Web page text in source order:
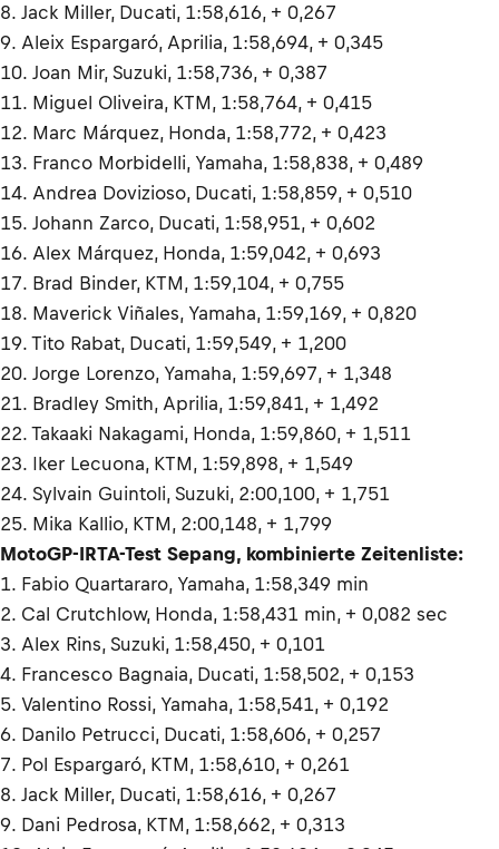
8. Jack Miller, Ducati, 1:58,616, + 0,267
9. Aleix Espargaró, Aprilia, 1:58,694, + 0,345
10. Joan Mir, Suzuki, 1:58,736, + 0,387
11. Miguel Oliveira, KTM, 1:58,764, + 0,415
12. Marc Márquez, Honda, 1:58,772, + 0,423
13. Franco Morbidelli, Yamaha, 1:58,838, + 0,489
14. Andrea Dovizioso, Ducati, 1:58,859, + 0,510
15. Johann Zarco, Ducati, 1:58,951, + 0,602
16. Alex Márquez, Honda, 1:59,042, + 0,693
17. Brad Binder, KTM, 1:59,104, + 0,755
18. Maverick Viñales, Yamaha, 1:59,169, + 0,820
19. Tito Rabat, Ducati, 1:59,549, + 1,200
20. Jorge Lorenzo, Yamaha, 1:59,697, + 1,348
21. Bradley Smith, Aprilia, 1:59,841, + 1,492
22. Takaaki Nakagami, Honda, 1:59,860, + 1,511
23. Iker Lecuona, KTM, 1:59,898, + 1,549
24. Sylvain Guintoli, Suzuki, 2:00,100, + 1,751
25. Mika Kallio, KTM, 2:00,148, + 1,799
MotoGP-IRTA-Test Sepang, kombinierte Zeitenliste:
1. Fabio Quartararo, Yamaha, 1:58,349 min
2. Cal Crutchlow, Honda, 1:58,431 min, + 0,082 sec
3. Alex Rins, Suzuki, 1:58,450, + 0,101
4. Francesco Bagnaia, Ducati, 1:58,502, + 0,153
5. Valentino Rossi, Yamaha, 1:58,541, + 0,192
6. Danilo Petrucci, Ducati, 1:58,606, + 0,257
7. Pol Espargaró, KTM, 1:58,610, + 0,261
8. Jack Miller, Ducati, 1:58,616, + 0,267
9. Dani Pedrosa, KTM, 1:58,662, + 0,313